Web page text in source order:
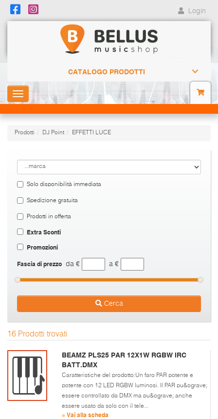
Login
CATALOGO PRODOTTI
Toggle
navigation
Prodotti DJ Point EFFETTI LUCE
Solo disponibilità immediata
Spedizione gratuita
Prodotti in offerta
Extra Sconti
Promozioni
Fascia di prezzo da € a €
Cerca
16 Prodotti trovati
BEAMZ PLS25 PAR 12X1W RGBW IRC
BATT.DMX
Caratteristiche del prodotto:Un faro PAR potente e
potente con 12 LED RGBW luminosi. Il PAR pu&ograve;
essere controllato da DMX ma pu&ograve; anche
essere usato da solo con il tele...
» Vai alla scheda